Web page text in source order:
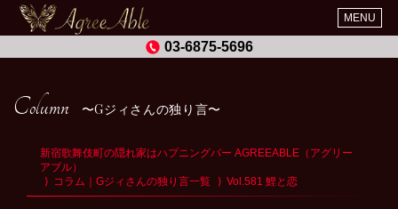
MENU
03-6875-5696
Column Gジィさんの独り言
新宿歌舞伎町の隠れ家はハプニングバー AGREEABLE（アグリー
アブル）
コラム｜Gジィさんの独り言一覧
Vol.581 鯉と恋